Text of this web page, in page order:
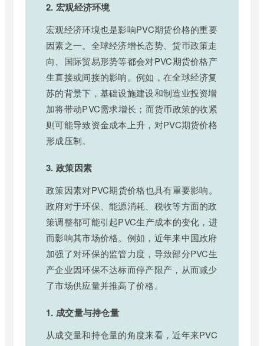
2. 宏观经济环境
宏观经济环境也是影响PVC期货价格的重要
因素之一。全球经济增长态势、货币政策走
向、国际贸易形势等都会对PVC期货价格产
生直接或间接的影响。例如，在全球经济复
苏的背景下，基础设施建设和制造业投资增
加将带动PVC需求增长；而货币政策的收紧
则可能导致资金成本上升，对PVC期货价格
形成压制。
3. 政策因素
政策因素对PVC期货价格也具有重要影响。
政府对于环保、能源消耗、税收等方面的政
策调整都可能引起PVC生产成本的变化，进
而影响其市场价格。例如，近年来中国政府
加强了对环保的监管力度，导致部分PVC生
产企业因环保不达标而停产限产，从而减少
了市场供应量并推高了价格。
1. 成交量与持仓量
从成交量和持仓量的角度来看，近年来PVC